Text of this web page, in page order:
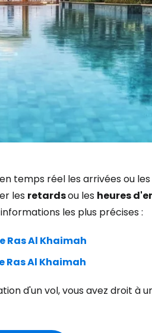
temps réel les arrivées ou
les retardsou les heures
les plus précises :
Ras Al Khaimah
Ras Al Khaimah
d'un vol, vous avez droit à
mondiale des